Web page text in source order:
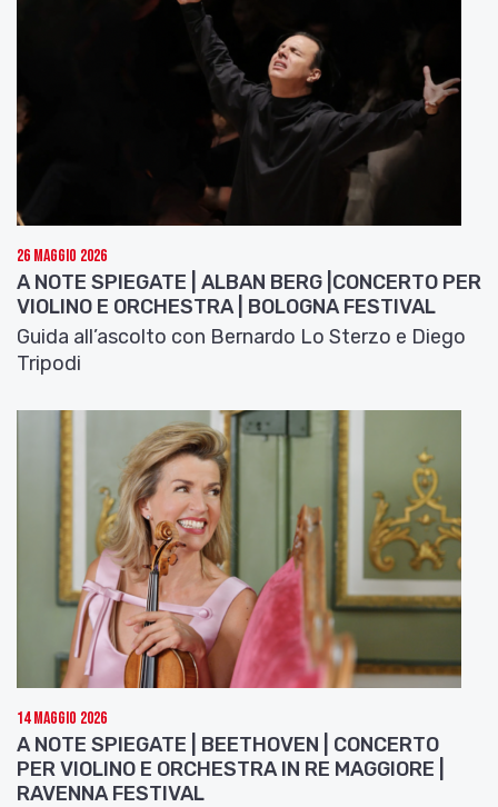
26 Maggio 2026
A NOTE SPIEGATE | ALBAN BERG |CONCERTO PER
VIOLINO E ORCHESTRA | BOLOGNA FESTIVAL
Guida all’ascolto con Bernardo Lo Sterzo e Diego
Tripodi
14 Maggio 2026
A NOTE SPIEGATE | BEETHOVEN | CONCERTO
PER VIOLINO E ORCHESTRA IN RE MAGGIORE |
RAVENNA FESTIVAL